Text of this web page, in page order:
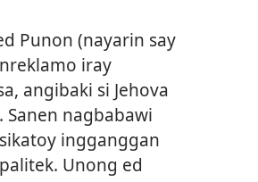
Punon (nayarin say
iray
angibaki si Jehova
nagbabawi
ingganggan
Unong ed